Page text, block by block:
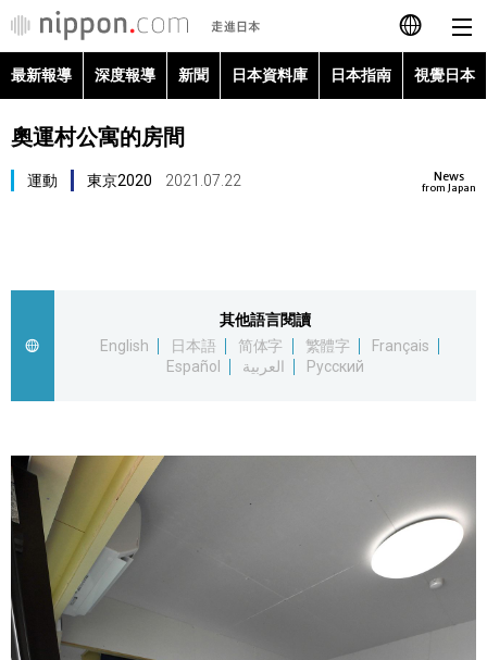
日本語
العربية
日本指南
視覺日本
臺灣香港
更多
最新報導 深度報導 新聞 日本資料庫 日本指南 視覺日本
奧運村公寓的房間
News
from Japan
運動 東京2020 2021.07.22
其他語言閱讀
English
日本語 简体字 繁體字
Français
Español
العربية Русский